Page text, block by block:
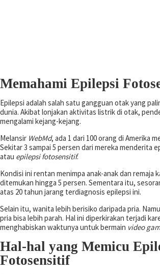
Memahami Epilepsi
Epilepsi adalah salah satu gangguan otak yang
dunia. Akibat lonjakan aktivitas listrik di otak,
mengalami kejang-kejang.
Melansir WebMd, ada 1 dari 100 orang di Amerika
Sekitar 3 sampai 5 persen dari mereka menderita
atau epilepsi fotosensitif.
Kondisi ini rentan menimpa anak-anak dan remaja
ditemukan hingga 5 persen. Sementara itu,
atas 20 tahun jarang terdiagnosis epilepsi ini.
Selain itu, wanita lebih berisiko daripada pria.
pria bisa lebih parah. Hal ini diperkirakan terjadi
menghabiskan waktunya untuk bermain video
Hal-hal yang Memicu
Fotosensitif